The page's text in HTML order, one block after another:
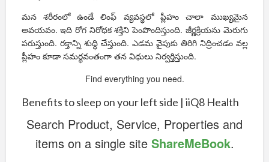
మన శరీరంలో ఉండే లింఫ్ వ్యవస్థలో ప్లీహం చాలా ముఖ్యమైన
అవయవం. ఇది రోగ నిరోధక శక్తిని పెంపొందిస్తుంది. జీర్ణక్రియను మెరుగు
పరుస్తుంది. రక్తాన్ని శుద్ధి చేస్తుంది. ఎడమ వైపుకు తిరిగి నిద్రించడం వల్ల
ప్లీహం కూడా సమర్థవంతంగా తన విధులు నిర్వర్తిస్తుంది.
Find everything you need.
Benefits to sleep on your left side | iiQ8 Health
Search Product, Service, Properties and
items on a single site ShareMeBook.